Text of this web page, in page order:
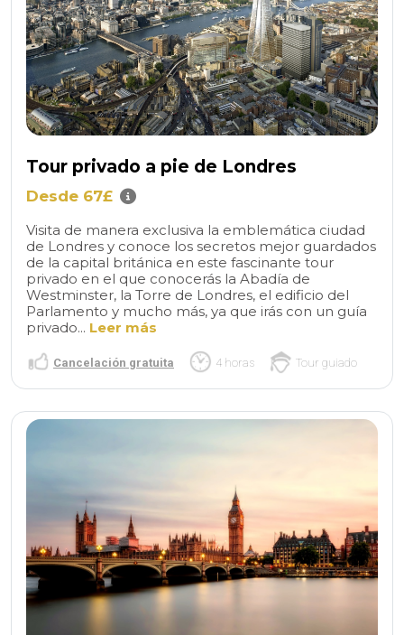
Tour privado a pie de Londres
Desde 67£
Visita de manera exclusiva la emblemática ciudad
de Londres y conoce los secretos mejor guardados
de la capital británica en este fascinante tour
privado en el que conocerás la Abadía de
Westminster, la Torre de Londres, el edificio del
Parlamento y mucho más, ya que irás con un guía
privado... Leer más
Cancelación gratuita 4 horas Tour guiado